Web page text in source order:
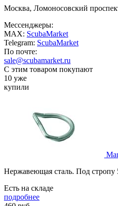
Москва, Ломоносовский
Мессенджеры:
MAX: ScubaMarket
Telegram: ScubaMarket
По почте:
sale@scubamarket.ru
С этим товаром покупают
10 уже
купили
Нержавеющая сталь. Под стропу
Есть на складе
подробнее